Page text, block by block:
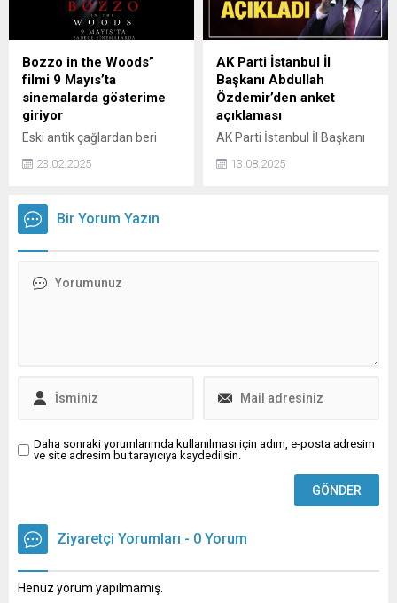
Bozzo in the Woods”
filmi 9 Mayıs’ta
sinemalarda gösterime
giriyor
Eski antik çağlardan beri
Darius Crimson ailesi,
bir şekilde sakladıkları,
dünyaya zarar verebilecek
23.02.2025
AK Parti İstanbul İl
Başkanı Abdullah
Özdemir’den anket
açıklaması
AK Parti İstanbul İl Başkanı
anketlere değinerek, "CHP
13.08.2025
Bir Yorum Yazın
Daha sonraki yorumlarımda kullanılması için adım, e-posta adresim
ve site adresim bu tarayıcıya kaydedilsin.
Ziyaretçi Yorumları - 0 Yorum
Henüz yorum yapılmamış.